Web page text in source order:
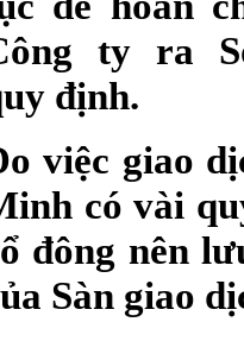
ty ra
định.
việc giao
có vài
đông nên
Sàn giao